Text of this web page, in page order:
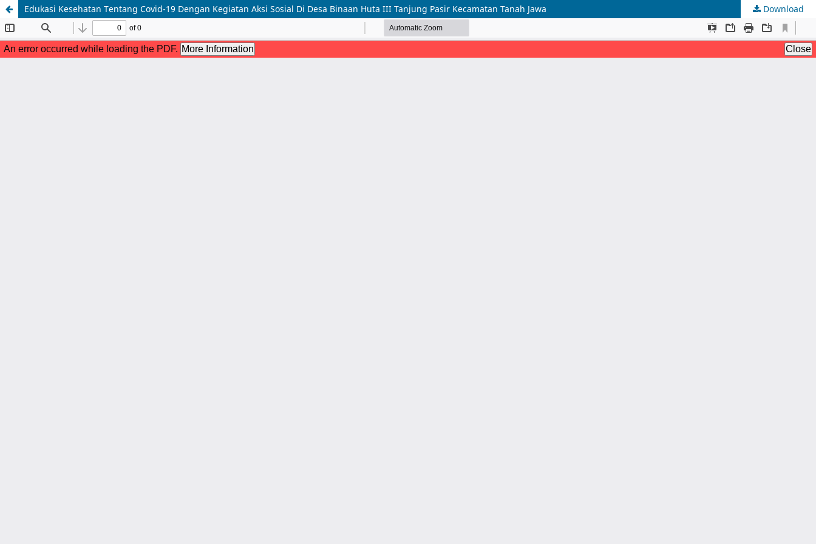
Edukasi Kesehatan Tentang Covid-19 Dengan Kegiatan Aksi Sosial Di Desa Binaan Huta III Tanjung Pasir Kecamatan Tanah Jawa Download